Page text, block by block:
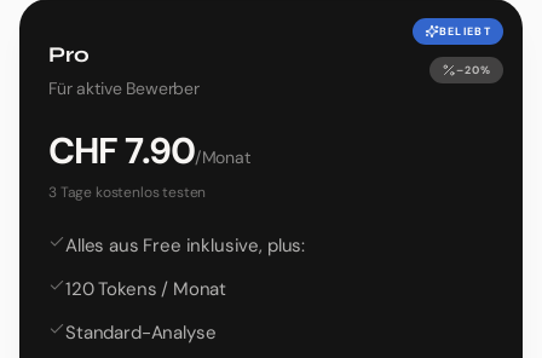
BELIEBT
–20%
Pro
Für aktive Bewerber
CHF7.90/Monat
3 Tage kostenlos testen
Alles aus Free inklusive, plus:
120 Tokens / Monat
Standard-Analyse